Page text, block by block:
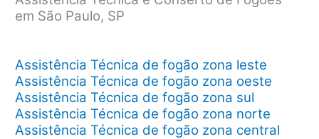
em São Paulo, SP
Assistência Técnica de fogão zona leste
Assistência Técnica de fogão zona oeste
Assistência Técnica de fogão zona sul
Assistência Técnica de fogão zona norte
Assistência Técnica de fogão zona central